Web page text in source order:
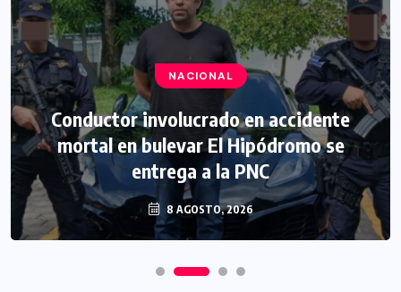
NACIONAL
Conductor involucrado en accidente
mortal en bulevar El Hipódromo se
entrega a la PNC
8 AGOSTO, 2026